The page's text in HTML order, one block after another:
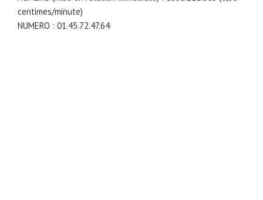
centimes/minute)
NUMERO : 01.45.72.47.64